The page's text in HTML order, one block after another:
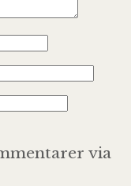
via